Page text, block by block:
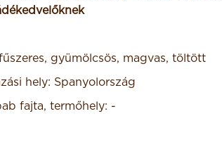
gyümölcsös, magvas, töltött
hely: Spanyolország
fajta, termőhely: -